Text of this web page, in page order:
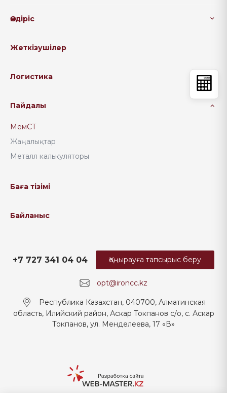
Өндіріс
Жеткізушілер
Логистика
Пайдалы
МемСТ
Жаңалықтар
Металл калькуляторы
Баға тізімі
Байланыс
opt@ironcc.kz
+7 727 341 04 04
Республика Казахстан, 040700, Алматинская
область, Илийский район, Аскар Токпанов с/о, с. Аскар
Токпанов, ул. Менделеева, 17 «В»
Қоңырауға тапсырыс беру